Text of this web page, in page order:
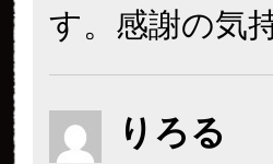
す。感謝の気
りろる